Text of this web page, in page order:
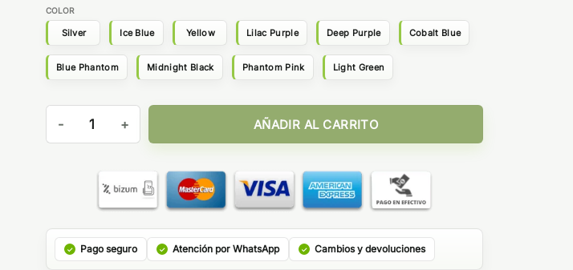
COLOR
Silver Ice Blue Yellow Lilac Purple Deep Purple Cobalt Blue
Blue Phantom Midnight Black Phantom Pink Light Green
Geekvape Sonder Q2 1350mAh cantidad
AÑADIR AL CARRITO
Pago seguro Atención por WhatsApp Cambios y devoluciones